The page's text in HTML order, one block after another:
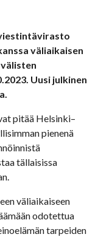
väliaikaisen
Uusi julkinen
pitää Helsinki–
pienenä
tällaisissa
väliaikaiseen
odotettua
tarpeiden